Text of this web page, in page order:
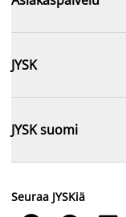
JYSK
JYSK suomi
Seuraa JYSKiä